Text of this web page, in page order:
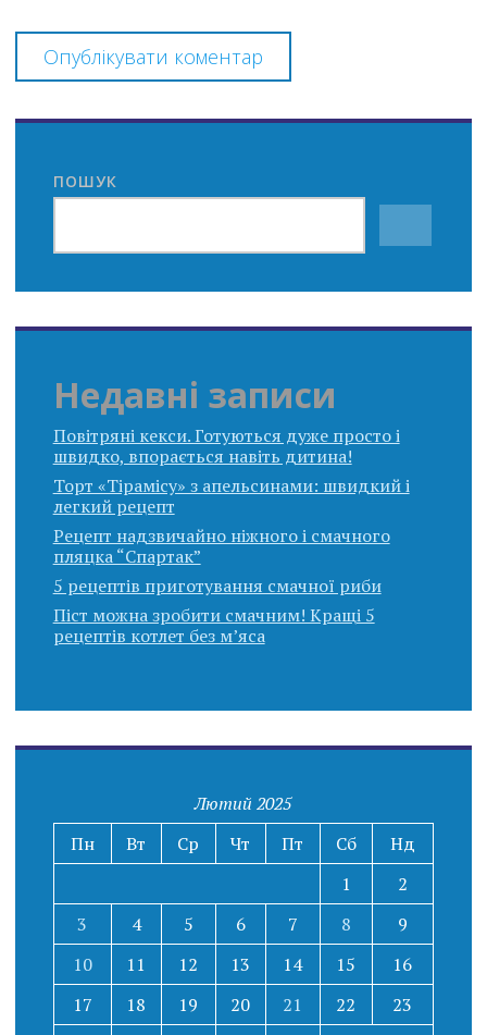
ПОШУК
Недавні записи
Повітряні кекси. Готуються дуже просто і
швидко, впорається навіть дитина!
Торт «Тірамісу» з апельсинами: швидкий і
легкий рецепт
Рецепт надзвичайно ніжного і смачного
пляцка “Спартак”
5 рецептів приготування смачної риби
Піст можна зробити смачним! Кращі 5
рецептів котлет без м’яса
Лютий 2025
Пн
Вт Ср Чт Пт Сб
Нд
1
2
3
4 5 6 7 8
9
10
11 12 13 14 15
16
17
18 19 20 21 22
23